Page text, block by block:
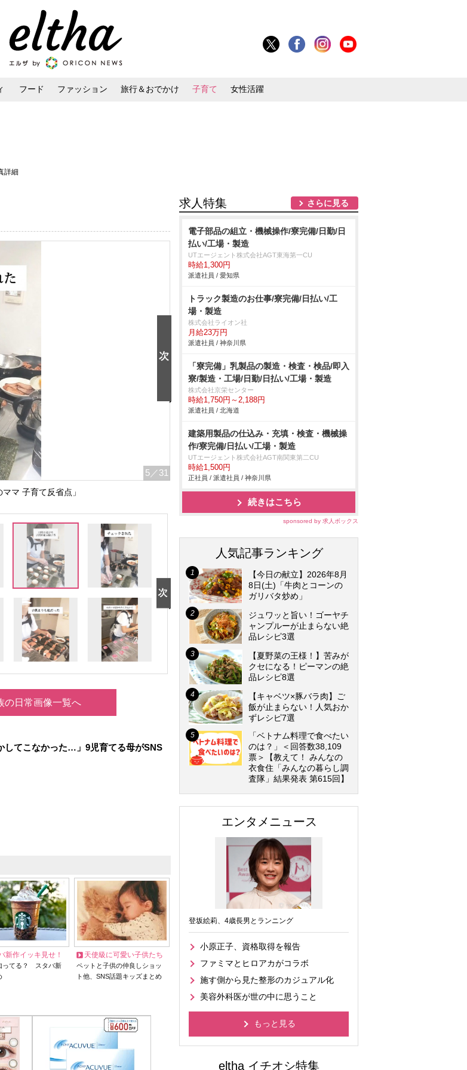
フード ファッション 旅行＆おでかけ 子育て 女性活躍
詳細
5 ／31
マ 子育て反省点」
の日常画像一覧へ
してこなかった…」9児育てる母がSNS
新作イッキ見せ！
ってる？ スタバ新
天使級に可愛い子供たち
ペットと子供の仲良しショッ
ト他、SNS話題キッズまとめ
求人特集 さらに見る
電子部品の組立・機械操作/寮完備/日勤/日
払い/工場・製造
UTエージェント株式会社AGT東海第一CU
時給1,300円
派遣社員 / 愛知県
トラック製造のお仕事/寮完備/日払い/工
場・製造
株式会社ライオン社
月給23万円
派遣社員 / 神奈川県
「寮完備」乳製品の製造・検査・検品/即入
寮/製造・工場/日勤/日払い/工場・製造
株式会社京栄センター
時給1,750円～2,188円
派遣社員 / 北海道
建築用製品の仕込み・充填・検査・機械操
作/寮完備/日払い/工場・製造
UTエージェント株式会社AGT南関東第二CU
時給1,500円
正社員 / 派遣社員 / 神奈川県
続きはこちら
sponsored by 求人ボックス
人気記事ランキング
【今日の献立】2026年8月
8日(土)「牛肉とコーンの
ガリバタ炒め」
ジュワッと旨い！ゴーヤチ
ャンプルーが止まらない絶
品レシピ3選
【夏野菜の王様！】苦みが
クセになる！ピーマンの絶
品レシピ8選
【キャベツ×豚バラ肉】ご
飯が止まらない！人気おか
ずレシピ7選
「ベトナム料理で食べたい
のは？」＜回答数38,109
票＞【教えて！ みんなの
衣食住「みんなの暮らし調
査隊」結果発表 第615回】
エンタメニュース
登坂絵莉、4歳長男とランニング
小原正子、資格取得を報告
ファミマとヒロアカがコラボ
施す側から見た整形のカジュアル化
美容外科医が世の中に思うこと
もっと見る